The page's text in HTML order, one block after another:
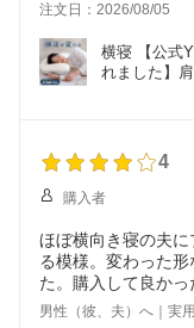
注文日：2026/08/05
横寝 【公式
れました】
4
購入者
ほぼ横向き寝の夫
る模様。変わった
た。購入して良か
男性（彼、夫）へ｜実